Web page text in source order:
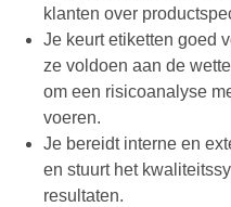
klanten over
Je keurt etiketten goed
ze voldoen aan de
om een risicoanalyse
voeren.
Je bereidt interne en
en stuurt het
resultaten.